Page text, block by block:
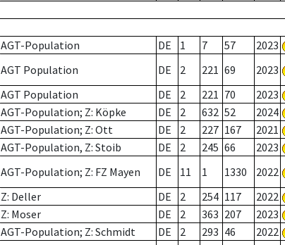
AGT-Population DE 1 7 57 2023
AGT Population DE 2 221 69 2023
AGT Population DE 2 221 70 2023
AGT-Population; Z: Köpke DE 2 632 52 2024
AGT-Population; Z: Ott DE 2 227 167 2021
AGT-Population, Z: Stoib DE 2 245 66 2023
AGT-Population; Z: FZ Mayen DE 11 1 1330 2022
Z: Deller DE 2 254 117 2022
Z: Moser DE 2 363 207 2023
AGT-Population; Z: Schmidt DE 2 293 46 2022